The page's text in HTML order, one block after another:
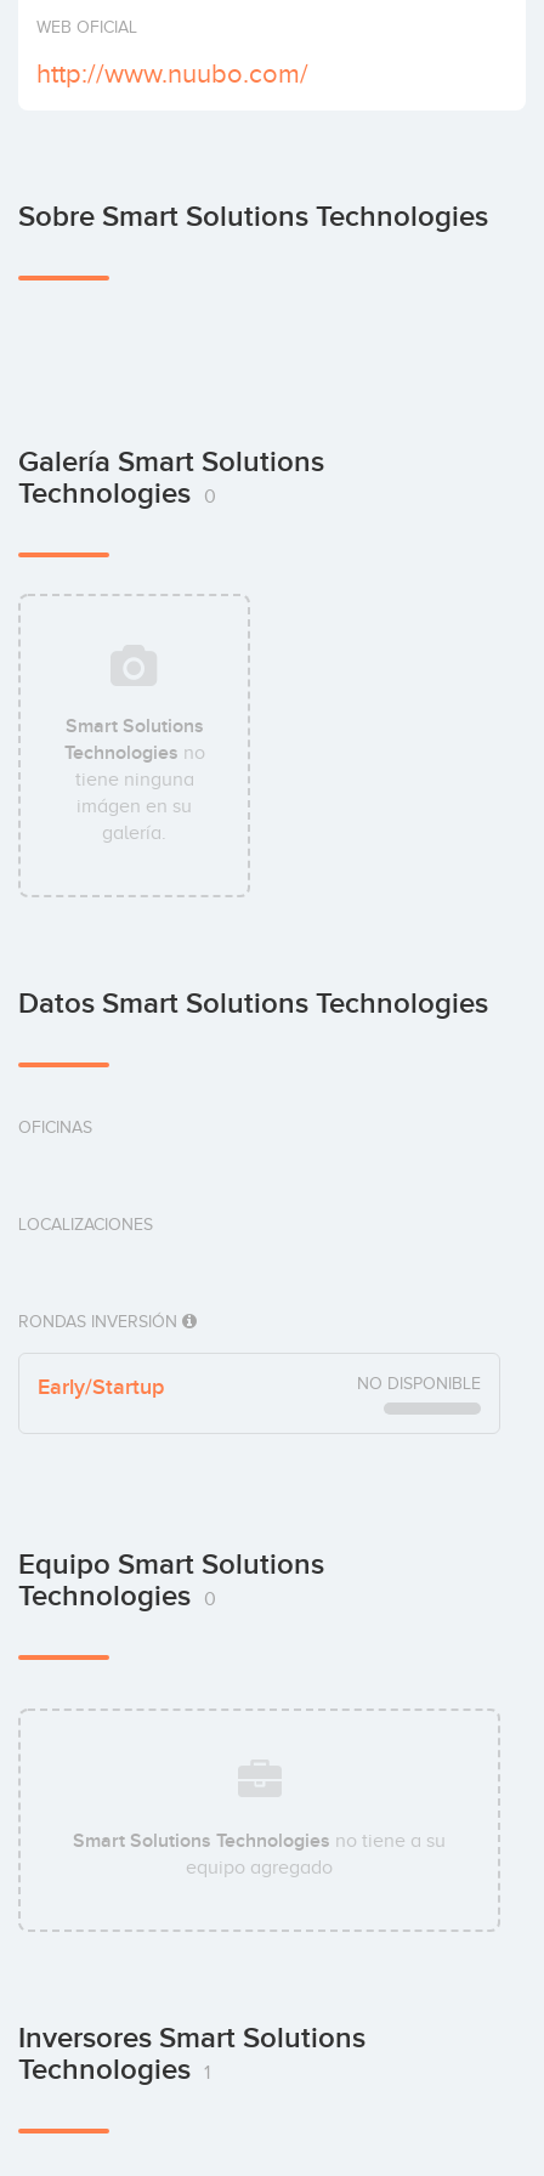
Invertir
WEB OFICIAL
http://www.nuubo.com/
Sobre Smart Solutions Technologies
Galería Smart Solutions
Technologies
0
Smart Solutions
Technologies no
tiene ninguna
imágen en su
galería.
Datos Smart Solutions Technologies
OFICINAS
LOCALIZACIONES
RONDAS INVERSIÓN
Early/Startup NO DISPONIBLE
Equipo Smart Solutions
Technologies
0
Smart Solutions Technologies no tiene a su
equipo agregado
Inversores Smart Solutions
Technologies
1